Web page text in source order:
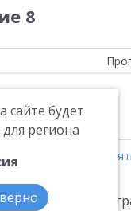
8
будет
региона
Управление
Система